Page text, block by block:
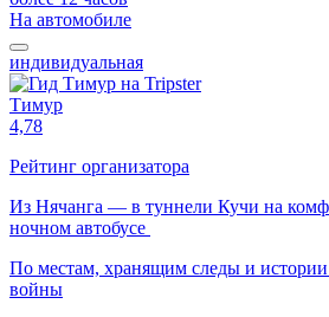
На автомобиле
индивидуальная
Тимур
4,78
Рейтинг организатора
Из Нячанга — в туннели Кучи на
ночном автобусе
По местам, хранящим следы и истории
войны